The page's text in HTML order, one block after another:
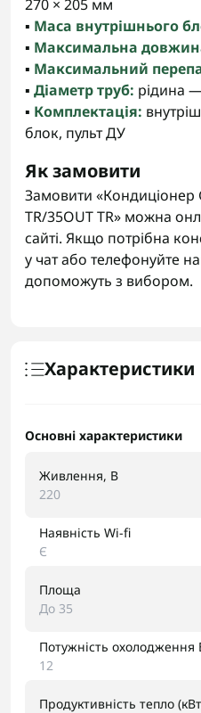
270 × 205 мм
▪️ Маса внутрішнього
▪️ Максимальна
▪️ Максимальний
▪️ Діаметр труб: рідина
▪️ Комплектація:
блок, пульт ДУ
Як замовити
Замовити «Кондиціонер
TR/35OUT TR» можна
сайті. Якщо потрібна
у чат або телефонуйте
допоможуть з вибором.
Характеристики
Основні характеристики
Живлення, В
220
Наявність Wi-fi
Є
Площа
До 35
Потужність охолодження
12
Продуктивність тепло